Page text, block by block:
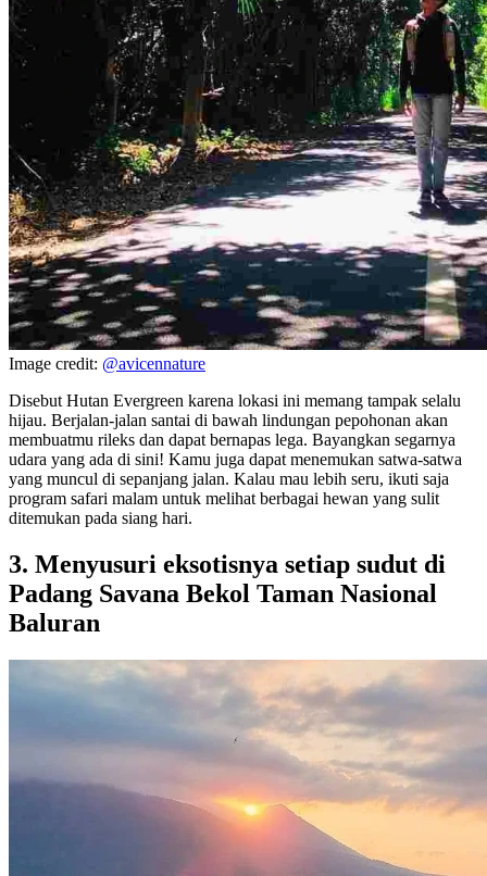
Image credit: @avicennature
Disebut Hutan Evergreen karena lokasi ini memang tampak selalu
hijau. Berjalan-jalan santai di bawah lindungan pepohonan akan
membuatmu rileks dan dapat bernapas lega. Bayangkan segarnya
udara yang ada di sini! Kamu juga dapat menemukan satwa-satwa
yang muncul di sepanjang jalan. Kalau mau lebih seru, ikuti saja
program safari malam untuk melihat berbagai hewan yang sulit
ditemukan pada siang hari.
3. Menyusuri eksotisnya setiap sudut di
Padang Savana Bekol Taman Nasional
Baluran